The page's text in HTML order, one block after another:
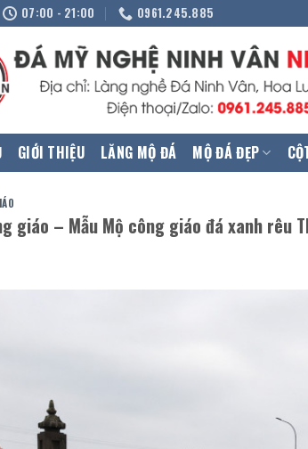
07:00 - 21:00 0961.245.885
GIỚI THIỆU LĂNG MỘ ĐÁ MỘ ĐÁ ĐẸP
giáo – Mẫu Mộ công giáo đá xanh rêu